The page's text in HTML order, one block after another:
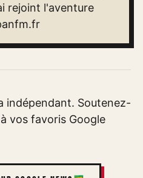
rejoint l'aventure
indépendant. Soutenez-
vos favoris Google